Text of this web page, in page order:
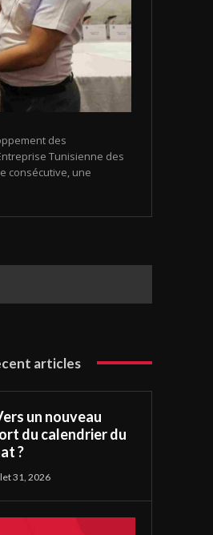
des
Tunisienne des
consécutive, une
articles
un nouveau
du calendrier du
?
31, 2026